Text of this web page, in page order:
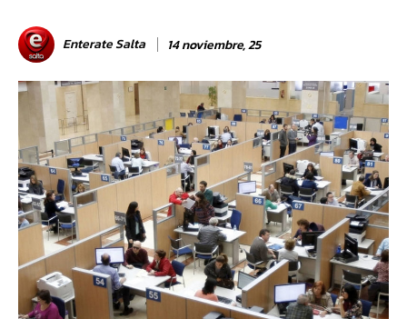
Enterate Salta 14 noviembre, 25